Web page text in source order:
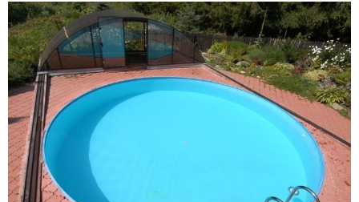
Перейти
до
кінця
галереї
зображень